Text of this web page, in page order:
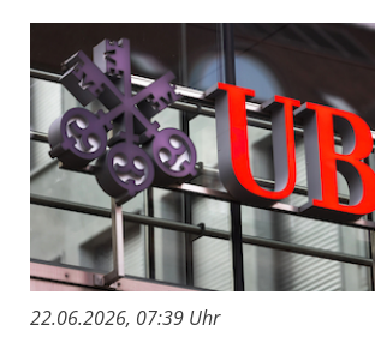
22.06.2026, 07:39 Uhr